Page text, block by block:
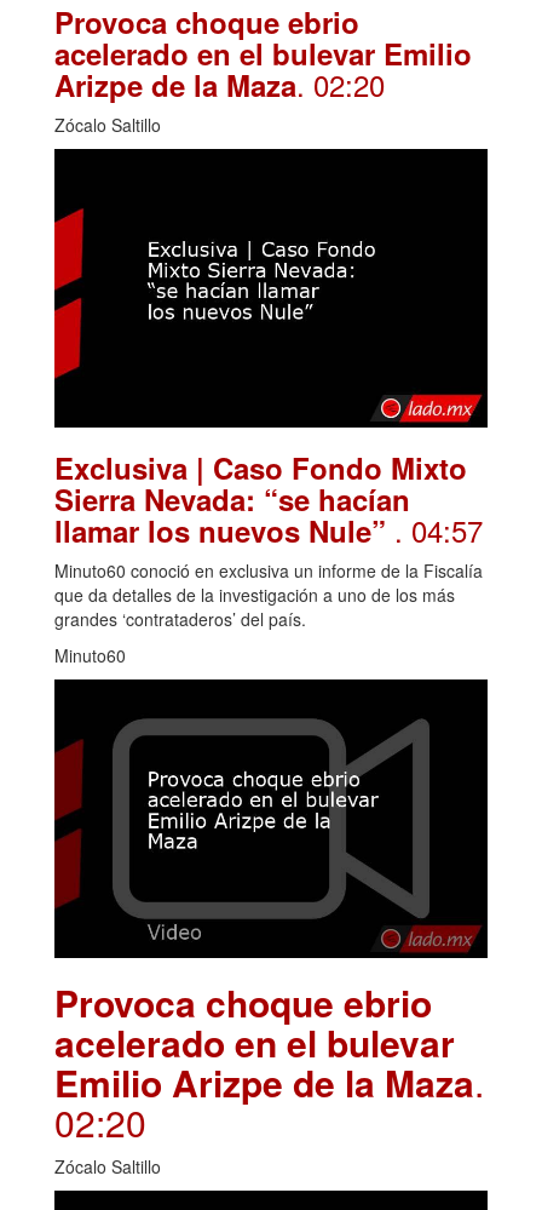
Provoca choque ebrio
acelerado en el bulevar Emilio
Arizpe de la Maza. 02:20
Zócalo Saltillo
Exclusiva | Caso Fondo Mixto
Sierra Nevada: “se hacían
llamar los nuevos Nule” . 04:57
Minuto60 conoció en exclusiva un informe de la Fiscalía
que da detalles de la investigación a uno de los más
grandes ‘contrataderos’ del país.
Minuto60
Provoca choque ebrio
acelerado en el bulevar
Emilio Arizpe de la Maza.
02:20
Zócalo Saltillo